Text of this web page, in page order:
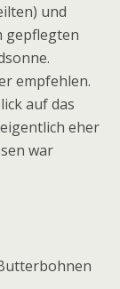
und
gepflegten
empfehlen.
auf das
eher
war